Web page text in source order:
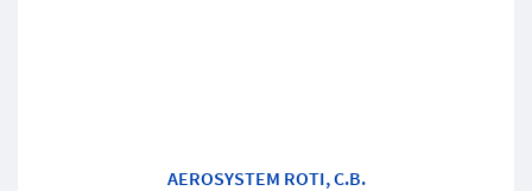
AEROSYSTEM ROTI, C.B.